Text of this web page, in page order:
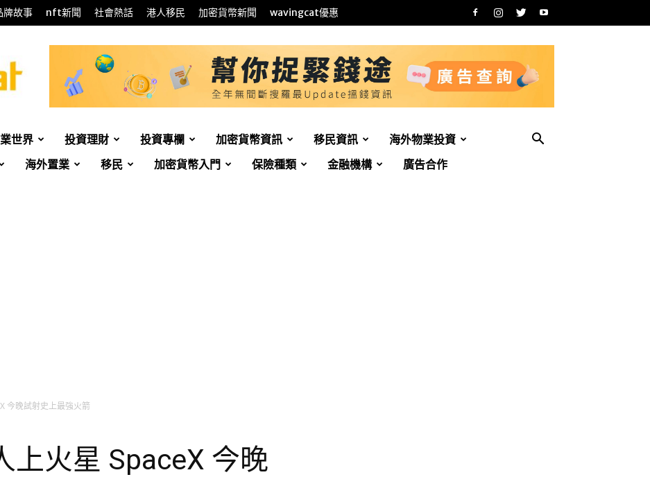
牌故事 nft新聞 社會熱話 港人移民 加密貨幣新聞 wavingcat優惠
世界 投資理財 投資專欄 加密貨幣資訊 移民資訊
海外物業投資
海外置業 移民 加密貨幣入門 保險種類 金融機構 廣告合作
今晚試射史上最強火箭
上火星 SpaceX 今晚